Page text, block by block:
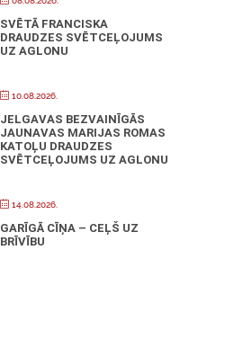
SVĒTĀ FRANCISKA
DRAUDZES SVĒTCEĻOJUMS
UZ AGLONU
10.08.2026.
JELGAVAS BEZVAINĪGĀS
JAUNAVAS MARIJAS ROMAS
KATOĻU DRAUDZES
SVĒTCEĻOJUMS UZ AGLONU
14.08.2026.
GARĪGĀ CĪŅA – CEĻŠ UZ
BRĪVĪBU